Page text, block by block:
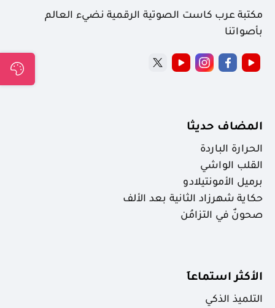
مكتبة عرب كاست الصوتية الرقمية نضيء العالم
بأصواتنا
المضاف حديثا
الحرارة الباردة
القلب الواشي
برميل الأمونتيلادو
حكاية شهرزاد الثانية بعد الألف
صحونٌ في التزامُن
الأكثر استماعاَ
التلميذ الذكي